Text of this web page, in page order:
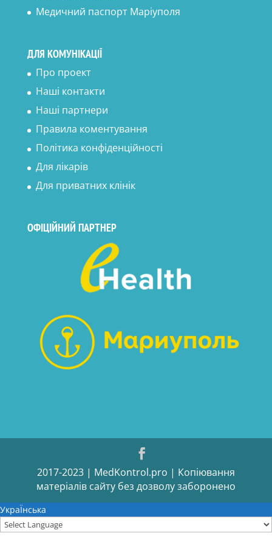
Медичний паспорт Маріуполя
ДЛЯ КОМУНІКАЦІЇ
Про проект
Наші контакти
Наші партнери
Правила коментування
Політика конфіденційності
Для лікарів
Для приватних клінік
ОФІЦІЙНИЙ ПАРТНЕР
2017-2023 | MedKontrol.pro | Копіювання
матеріалів сайту без дозволу заборонено
УкраЇнська